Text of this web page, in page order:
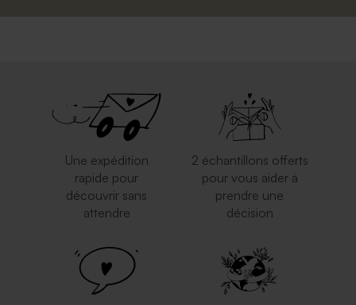
Une expédition
rapide pour
découvrir sans
attendre
2 échantillons offerts
pour vous aider à
prendre une
décision